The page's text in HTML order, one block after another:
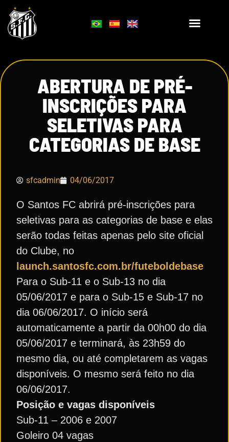
ABERTURA DE PRÉ-
INSCRIÇÕES PARA
SELETIVAS PARA
CATEGORIAS DE BASE
sfcadmin 04/06/2017
O Santos FC abrirá pré-inscrições para
seletivas para as categorias de base e elas
serão todas feitas apenas pelo site oficial
do Clube, no
launch.santosfc.com.br/futeboldebase
Para o Sub-11 e o Sub-13 no dia
05/06/2017 e para o Sub-15 e Sub-17 no
dia 06/06/2017. O início será
automaticamente a partir da 00h00 do dia
05/06/2017 e terminará, às 23h59 do
mesmo dia, ou até completarem as vagas
disponíveis. O mesmo será feito no dia
06/06/2017.
Posição e vagas disponíveis
Sub-11 – 2006 e 2007
Goleiro 04 vagas